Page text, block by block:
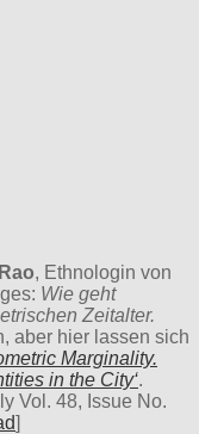
, Ethnologin von
Wie geht
Zeitalter.
aber hier lassen sich
Marginality.
in the City‘.
Vol. 48, Issue No.
]